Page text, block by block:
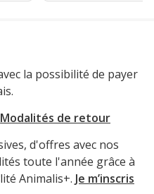
la possibilité de payer
Modalités de retour
d'offres avec nos
toute l'année grâce à
Animalis+. Je m’inscris